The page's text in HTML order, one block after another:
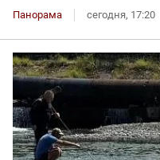
Панорама сегодня, 17:20